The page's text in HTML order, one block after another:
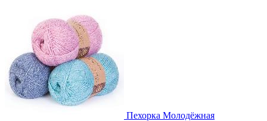
Пехорка Молодёжная